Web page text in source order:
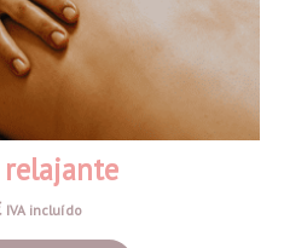
relajante
IVA incluído